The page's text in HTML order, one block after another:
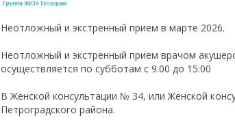
Неотложный и экстренный прием в марте 2026.
Неотложный и экстренный прием врачом
осуществляется по субботам с 9:00 до 15:00
В Женской консультации № 34, или Женской
Петроградского района.